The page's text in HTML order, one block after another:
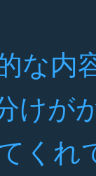
な内
けが
く